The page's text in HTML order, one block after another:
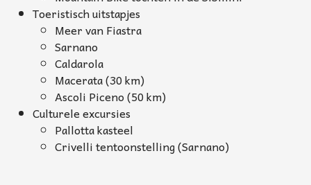
Toeristisch uitstapjes
Meer van Fiastra
Sarnano
Caldarola
Macerata (30 km)
Ascoli Piceno (50 km)
Culturele excursies
Pallotta kasteel
Crivelli tentoonstelling (Sarnano)